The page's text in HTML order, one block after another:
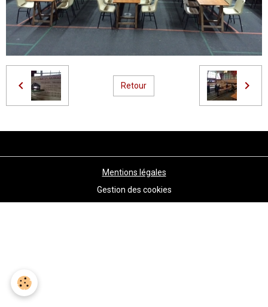
Retour
Mentions légales
Gestion des cookies